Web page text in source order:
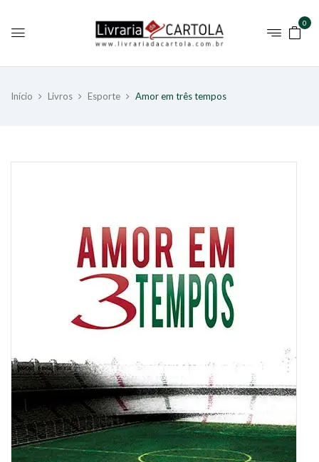
0
Início Livros Esporte Amor em três tempos